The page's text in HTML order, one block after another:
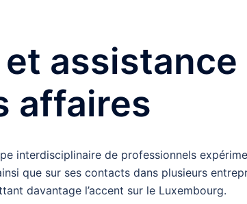
assistance
affaires
interdisciplinaire de professionnels
que sur ses contacts dans plusieurs
davantage l’accent sur le Luxembourg.